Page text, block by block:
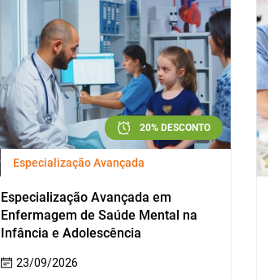
20% DESCONTO
Especialização Avançada
Especialização Avançada em
Enfermagem de Saúde Mental na
Infância e Adolescência
23/09/2026